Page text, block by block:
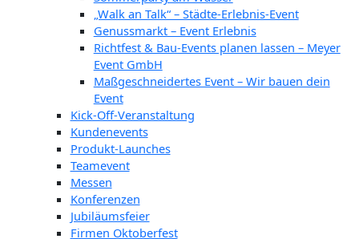
„Walk an Talk“ – Städte-Erlebnis-Event
Genussmarkt – Event Erlebnis
Richtfest & Bau-Events planen lassen – Meyer
Event GmbH
Maßgeschneidertes Event – Wir bauen dein
Event
Kick-Off-Veranstaltung
Kundenevents
Produkt-Launches
Teamevent
Messen
Konferenzen
Jubiläumsfeier
Firmen Oktoberfest